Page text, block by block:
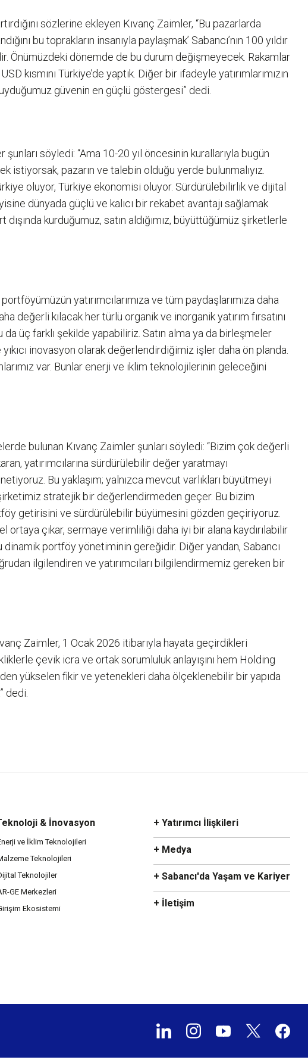
sözlerine ekleyen Kıvanç Zaimler, “Bu pazarlarda
bu toprakların insanıyla paylaşmak’ Sabancı’nın 100 yıldır
Önümüzdeki dönemde de bu durum değişmeyecek. Rakamlar
kısmını Türkiye’de yaptık. Diğer bir ifadeyle yatırımlarımızın
güvenin en güçlü göstergesi” dedi.
söyledi: “Ama 10-20 yıl öncesinin kurallarıyla bugün
pazarın ve talebin olduğu yerde bulunmalıyız.
oluyor, Türkiye ekonomisi oluyor. Sürdürülebilirlik ve dijital
dünyada güçlü ve kalıcı bir rekabet avantajı sağlamak
kurduğumuz, satın aldığımız, büyüttüğümüz şirketlerle
yatırımcılarımıza ve tüm paydaşlarımıza daha
değerli kılacak her türlü organik ve inorganik yatırım fırsatını
üç farklı şekilde yapabiliriz. Satın alma ya da birleşmeler
inovasyon olarak değerlendirdiğimiz işler daha ön planda.
var. Bunlar enerji ve iklim teknolojilerinin geleceğini
bulunan Kıvanç Zaimler şunları söyledi: “Bizim çok değerli
yatırımcılarına sürdürülebilir değer yaratmayı
Bu yaklaşım; yalnızca mevcut varlıkları büyütmeyi
stratejik bir değerlendirmeden geçer. Bu bizim
getirisini ve sürdürülebilir büyümesini gözden geçiriyoruz.
ortaya çıkar, sermaye verimliliği daha iyi bir alana kaydırılabilir
portföy yönetiminin gereğidir. Diğer yandan, Sabancı
ilgilendiren ve yatırımcıları bilgilendirmemiz gereken bir
Zaimler, 1 Ocak 2026 itibarıyla hayata geçirdikleri
çevik icra ve ortak sorumluluk anlayışını hem Holding
yükselen fikir ve yetenekleri daha ölçeklenebilir bir yapıda
dedi.
& İnovasyon
ve İklim Teknolojileri
Teknolojileri
Teknolojiler
GE Merkezleri
Ekosistemi
+ Yatırımcı İlişkileri
+ Medya
+ Sabancı'da Yaşam ve Kariyer
+ İletişim